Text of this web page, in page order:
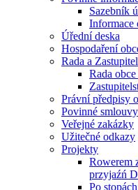
Sazebník
Informace
Úřední deska
Hospodaření
Rada a
Rada
Právní předpisy
Povinné smlouvy
Veřejné zakázky
Užitečné odkazy
Projekty
Rowerem
przyjaźń
Po